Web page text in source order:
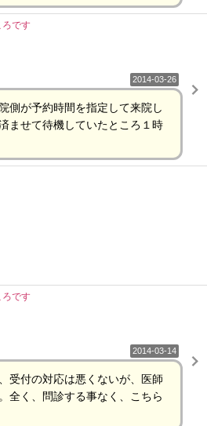
ろです
2014-03-26
側が予約時間を指定して来院し
ませて待機していたところ１時
ろです
2014-03-14
受付の対応は悪くないが、医師
全く、問診する事なく、こちら